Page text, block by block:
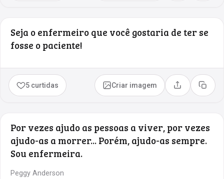
Seja o enfermeiro que você gostaria de ter se
fosse o paciente!
5 curtidas Criar imagem Compartilhar
Copiar
Por vezes ajudo as pessoas a viver, por vezes
ajudo-as a morrer... Porém, ajudo-as sempre.
Sou enfermeira.
Peggy Anderson